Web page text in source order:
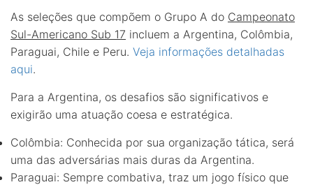
As seleções que compõem o Grupo A do Campeonato
Sul-Americano Sub 17 incluem a Argentina, Colômbia,
Paraguai, Chile e Peru. Veja informações detalhadas
aqui.
Para a Argentina, os desafios são significativos e
exigirão uma atuação coesa e estratégica.
Colômbia: Conhecida por sua organização tática, será
uma das adversárias mais duras da Argentina.
Paraguai: Sempre combativa, traz um jogo físico que